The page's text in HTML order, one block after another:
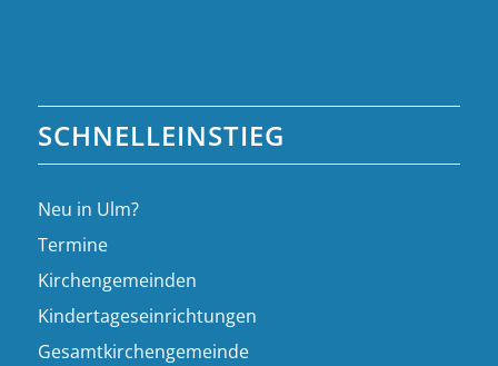
SCHNELLEINSTIEG
Neu in Ulm?
Termine
Kirchengemeinden
Kindertageseinrichtungen
Gesamtkirchengemeinde